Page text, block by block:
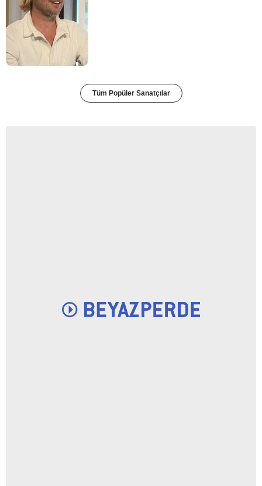
Tüm Popüler Sanatçılar